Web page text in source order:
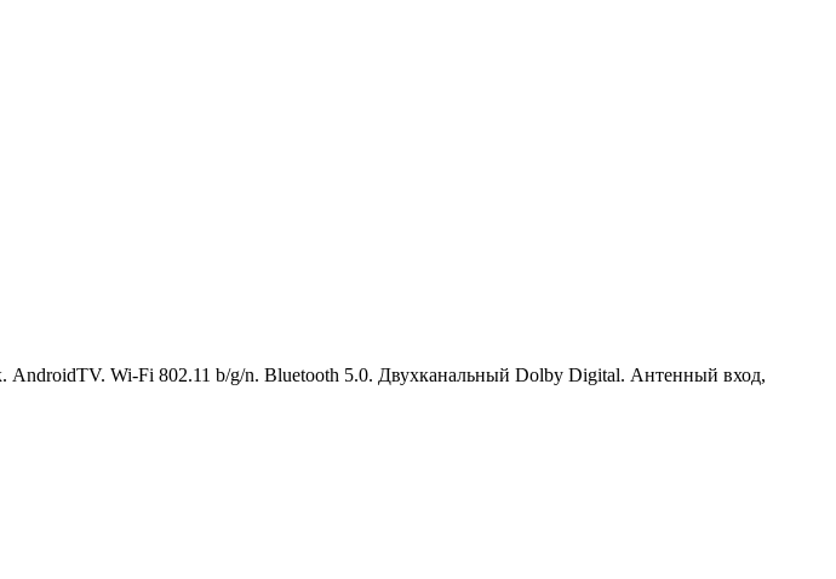
Wi-Fi 802.11 b/g/n. Bluetooth 5.0. Двухканальный Dolby Digital. Антенный вход,